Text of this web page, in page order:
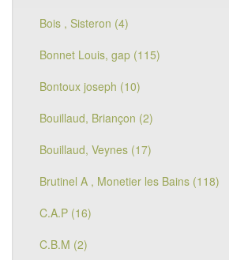
Bois , Sisteron (4)
Bonnet Louis, gap (115)
Bontoux joseph (10)
Bouillaud, Briançon (2)
Bouillaud, Veynes (17)
Brutinel A , Monetier les Bains (118)
C.A.P (16)
C.B.M (2)